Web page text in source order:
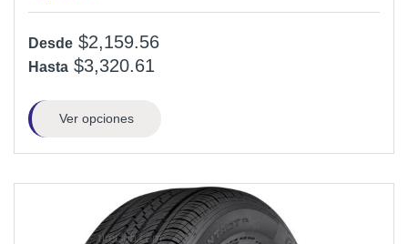
Desde $2,159.56
Hasta $3,320.61
Ver opciones